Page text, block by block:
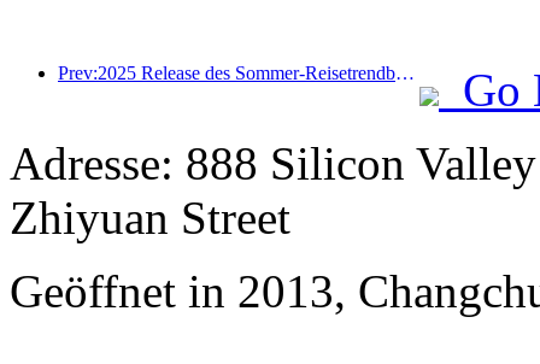
Prev:2025 Release des Sommer-Reisetrendberichts: Die Kundenbasis der Eltern-Kind-Kundendise machen mehr als 60% aus
Go
Adresse: 888 Silicon
Zhiyuan Street
Geöffnet in 2013,